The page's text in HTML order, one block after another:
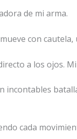
de mi arma.
con
a los ojos.
incontables
cada